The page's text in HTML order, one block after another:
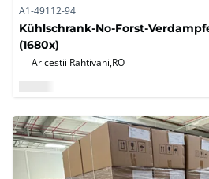
A1-49112-94
Kühlschrank-No-Forst-
(1680x)
Aricestii Rahtivani,RO